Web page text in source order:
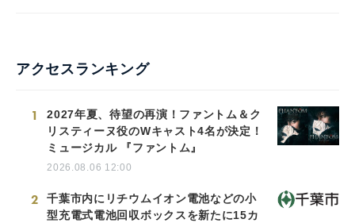
アクセスランキング
1
2027年夏、待望の再演！ファントム＆ク
リスティーヌ役のWキャスト4名が決定！
ミュージカル 『ファントム』
2026.08.06 12:00
2
千葉市内にリチウムイオン電池などの小
型充電式電池回収ボックスを新たに15カ